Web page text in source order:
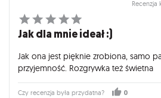
Recenzja
Jak dla mnie ideał :)
Jak ona jest pięknie zrobiona, samo
przyjemność. Rozgrywka też świetna
Czy recenzja była przydatna? 0